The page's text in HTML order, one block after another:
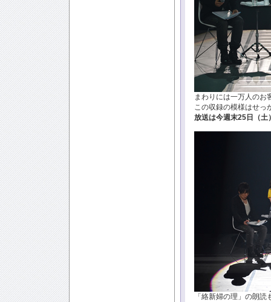
まわりには一万人のお
この収録の模様はせっ
放送は今週末25日（土
「絡新婦の理」の朗読